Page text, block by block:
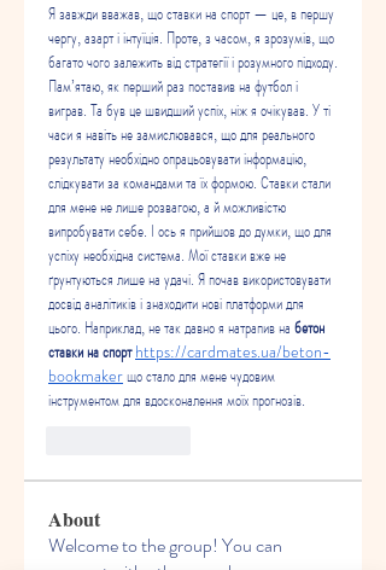
Я завжди вважав, що ставки на спорт — це, в першу
чергу, азарт і інтуїція. Проте, з часом, я зрозумів, що
багато чого залежить від стратегії і розумного підходу.
Пам’ятаю, як перший раз поставив на футбол і
виграв. Та був це швидший успіх, ніж я очікував. У ті
часи я навіть не замислювався, що для реального
результату необхідно опрацьовувати інформацію,
слідкувати за командами та їх формою. Ставки стали
для мене не лише розвагою, а й можливістю
випробувати себе. І ось я прийшов до думки, що для
успіху необхідна система. Мої ставки вже не
ґрунтуються лише на удачі. Я почав використовувати
досвід аналітиків і знаходити нові платформи для
цього. Наприклад, не так давно я натрапив на бетон
ставки на спорт https://cardmates.ua/beton-
bookmaker що стало для мене чудовим
інструментом для вдосконалення моїх прогнозів.
About
Welcome to the group! You can